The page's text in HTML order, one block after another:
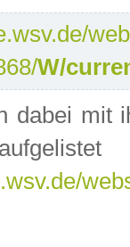
W/
dabei mit